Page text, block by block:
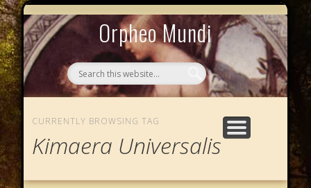
Orpheo Mundi
CURRENTLY BROWSING TAG
Kimaera Universalis